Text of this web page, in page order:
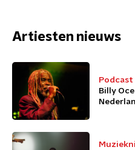
Artiesten nieuws
Podcast
Billy